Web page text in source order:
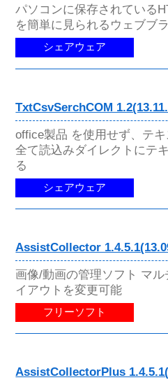
パソコンに保存されている
を簡単に見られるウェブブ
シェアウェア
TxtCsvSerchCOM
office製品 を使用せず、テ
全て読込みダイレクトにテ
る
シェアウェア
AssistCollector
画像/動画の管理ソフト マ
イアウトを変更可能
フリーソフト
AssistCollectorPlus